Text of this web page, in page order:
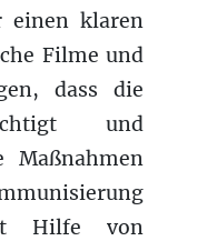
einen klaren
Filme und
dass die
und
Maßnahmen
Hilfe von